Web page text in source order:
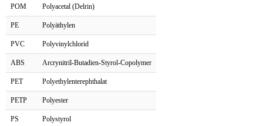
POM Polyacetal (Delrin)
PE Polyäthylen
PVC Polyvinylchlorid
ABS Arcrynitril-Butadien-Styrol-Copolymer
PET Polyethylenterephthalat
PETP Polyester
PS Polystyrol